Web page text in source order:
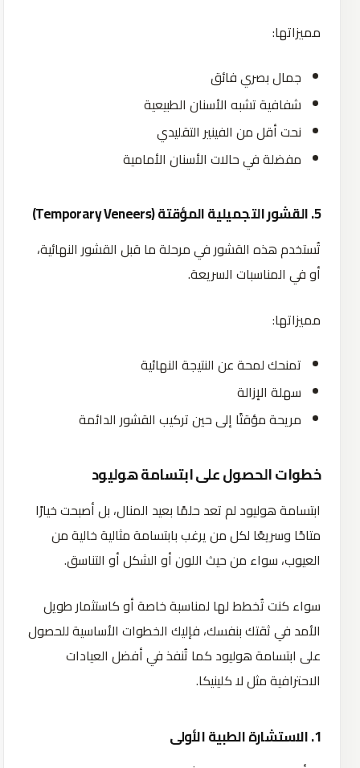
مميزاتها:
جمال بصري فائق
شفافية تشبه الأسنان الطبيعية
نحت أقل من الفينير التقليدي
مفضلة في حالات الأسنان الأمامية
5. القشورالتجميليةالمؤقتة(Temporary Veneers)
تُستخدم هذه القشور في مرحلة ما قبل القشور النهائية،
أو في المناسبات السريعة.
مميزاتها:
تمنحك لمحة عن النتيجة النهائية
سهلة الإزالة
مريحة مؤقتًا إلى حين تركيب القشور الدائمة
خطوات الحصول على ابتسامة هوليود
ابتسامة هوليود لم تعد حلمًا بعيد المنال، بل أصبحت خيارًا
متاحًا وسريعًا لكل من يرغب بابتسامة مثالية خالية من
العيوب، سواء من حيث اللون أو الشكل أو التناسق.
سواء كنت تُخطط لها لمناسبة خاصة أو كاستثمار طويل
الأمد في ثقتك بنفسك، فإليك الخطوات الأساسية للحصول
على ابتسامة هوليود كما تُنفذ في أفضل العيادات
الاحترافية مثل لا كلينيكا.
1. الاستشارةالطبيةالأولى